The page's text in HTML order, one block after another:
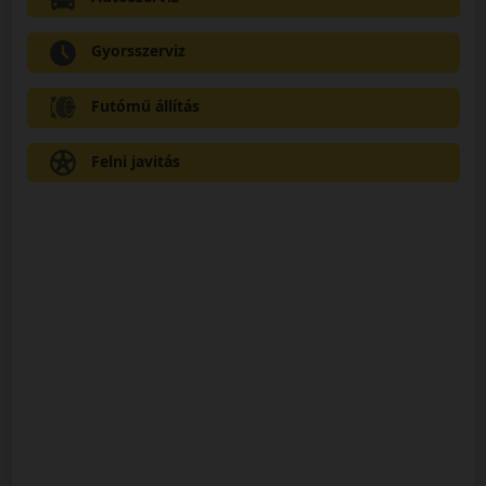
Gyorsszerviz
Futómű állítás
Felni javitás